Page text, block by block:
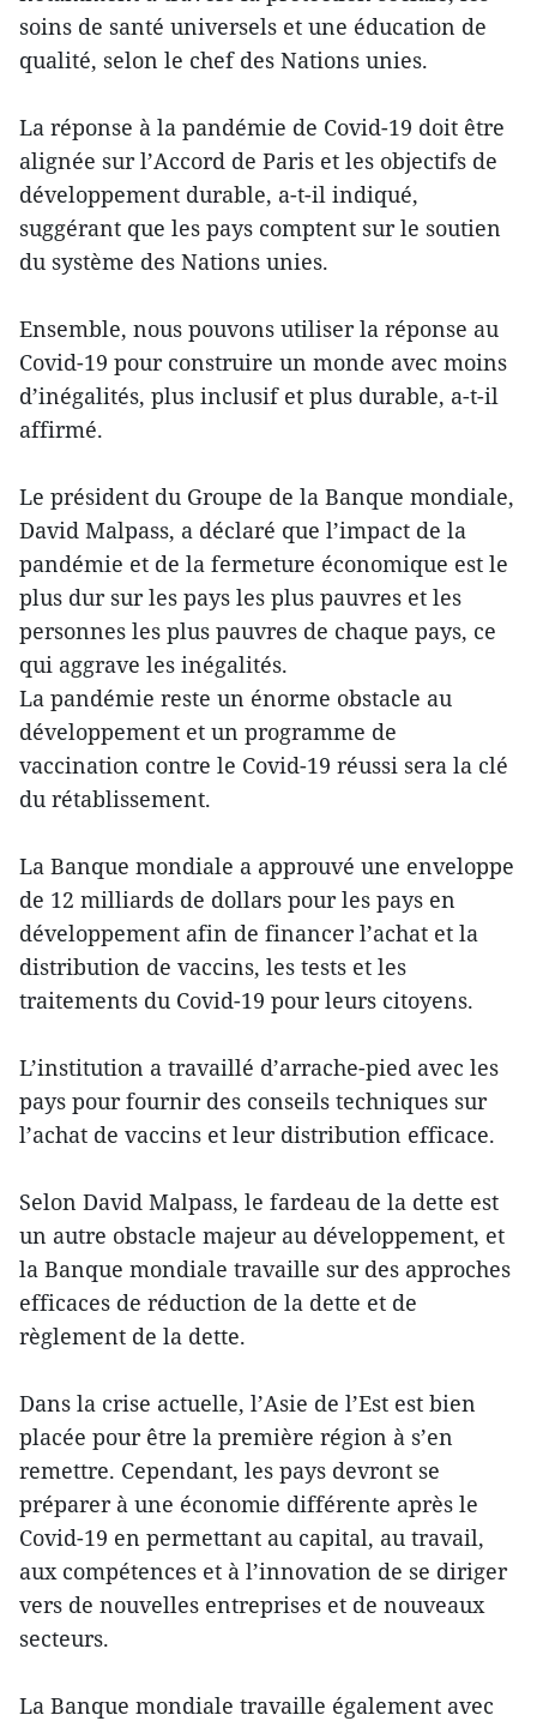
soins de santé universels et une éducation de
qualité, selon le chef des Nations unies.
La réponse à la pandémie de Covid-19 doit être
alignée sur l’Accord de Paris et les objectifs de
développement durable, a-t-il indiqué,
suggérant que les pays comptent sur le soutien
du système des Nations unies.
Ensemble, nous pouvons utiliser la réponse au
Covid-19 pour construire un monde avec moins
d’inégalités, plus inclusif et plus durable, a-t-il
affirmé.
Le président du Groupe de la Banque mondiale,
David Malpass, a déclaré que l’impact de la
pandémie et de la fermeture économique est le
plus dur sur les pays les plus pauvres et les
personnes les plus pauvres de chaque pays, ce
qui aggrave les inégalités.
La pandémie reste un énorme obstacle au
développement et un programme de
vaccination contre le Covid-19 réussi sera la clé
du rétablissement.
La Banque mondiale a approuvé une enveloppe
de 12 milliards de dollars pour les pays en
développement afin de financer l’achat et la
distribution de vaccins, les tests et les
traitements du Covid-19 pour leurs citoyens.
L’institution a travaillé d’arrache-pied avec les
pays pour fournir des conseils techniques sur
l’achat de vaccins et leur distribution efficace.
Selon David Malpass, le fardeau de la dette est
un autre obstacle majeur au développement, et
la Banque mondiale travaille sur des approches
efficaces de réduction de la dette et de
règlement de la dette.
Dans la crise actuelle, l’Asie de l’Est est bien
placée pour être la première région à s’en
remettre. Cependant, les pays devront se
préparer à une économie différente après le
Covid-19 en permettant au capital, au travail,
aux compétences et à l’innovation de se diriger
vers de nouvelles entreprises et de nouveaux
secteurs.
La Banque mondiale travaille également avec